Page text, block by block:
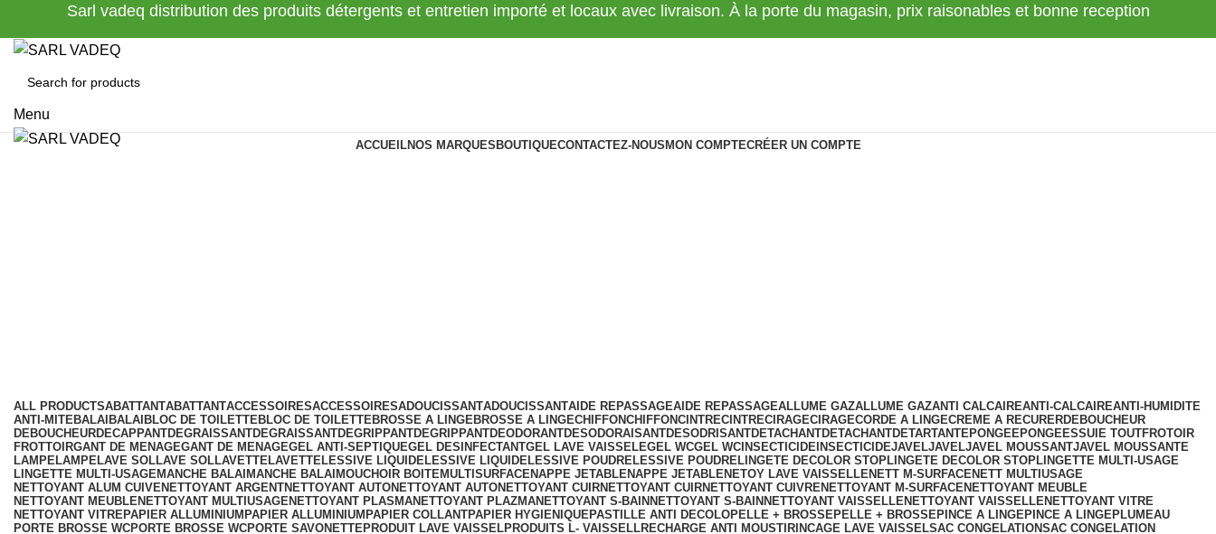
Sarl vadeq distribution des produits détergents et entretien importé et locaux avec livraison. À la porte du magasin, prix raisonables et bonne reception
Menu
ACCUEILNOS MARQUES BOUTIQUECONTACTEZ-NOUS MON COMPTECRÉER UN COMPTE
ALL PRODUCTSABATTANTABATTANTACCESSOIRESACCESSOIRESADOUCISSANTADOUCISSANTAIDE REPASSAGEAIDE REPASSAGEALLUME GAZALLUME GAZANTI CALCAIREANTI-CALCAIREANTI-HUMIDITE
ANTI-MITE BALAI BALAI BLOC DE TOILETTE BLOC DE TOILETTE BROSSE A LINGE BROSSE A LINGECHIFFONCHIFFONCINTRECINTRECIRAGECIRAGECORDE A LINGECREME A RECURERDEBOUCHEUR
DEBOUCHEURDECAPPANTDEGRAISSANTDEGRAISSANTDEGRIPPANTDEGRIPPANTDEODORANTDESODORAISANTDESODRISANTDETACHANTDETACHANTDETARTANTEPONGE EPONGE ESSUIE TOUTFROTOIR
FROTTOIRGANT DE MENAGEGANT DE MENAGEGEL ANTI-SEPTIQUEGEL DESINFECTANTGEL LAVE VAISSELEGEL WCGEL WC INSECTICIDE INSECTICIDEJAVELJAVELJAVEL MOUSSANTJAVEL MOUSSANTE
LAMPE LAMPE LAVE SOL LAVE SOL LAVETTE LAVETTE LESSIVE LIQUIDE LESSIVE LIQUIDE LESSIVE POUDRE LESSIVE POUDRE LINGETE DECOLOR STOP LINGETE DECOLOR STOP LINGETTE MULTI-USAGE
LINGETTE MULTI-USAGE MANCHE BALAI MANCHE BALAI MOUCHOIR BOITE MULTISURFACE NAPPE JETABLE NAPPE JETABLE NETOY LAVE VAISSELLE NETT M-SURFACE NETT MULTIUSAGE
NETTOYANT ALUM CUIVE NETTOYANT ARGENTNETTOYANT AUTONETTOYANT AUTONETTOYANT CUIRNETTOYANT CUIRNETTOYANT CUIVRE NETTOYANT M-SURFACE NETTOYANT MEUBLE
NETTOYANT MEUBLE NETTOYANT MULTIUSAGE NETTOYANT PLASMANETTOYANT PLAZMANETTOYANT S-BAIN NETTOYANT S-BAIN NETTOYANT VAISSELLE NETTOYANT VAISSELLE NETTOYANT VITRE
NETTOYANT VITRE PAPIER ALLUMINIUM PAPIER ALLUMINIUM PAPIER COLLANTPAPIER HYGIENIQUE PASTILLE ANTI DECOLOPELLE + BROSSE PELLE + BROSSE PINCE A LINGE PINCE A LINGE PLUMEAU
PORTE BROSSE WCPORTE BROSSE WCPORTE SAVONETTE PRODUIT LAVE VAISSELPRODUITS L- VAISSELLRECHARGE ANTI MOUSTI RINCAGE LAVE VAISSELSAC CONGELATIONSAC CONGELATION